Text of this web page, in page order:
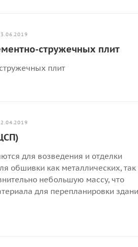
стружечных плит
плит
для возведения и отделки
обшивки как металлических, так
небольшую массу, что
для перепланировки